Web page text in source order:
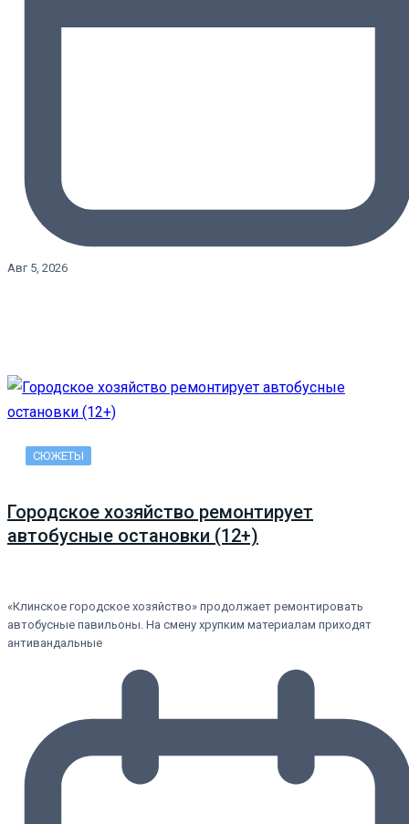
Авг 5, 2026
СЮЖЕТЫ
Городское хозяйство ремонтирует
автобусные остановки (12+)
«Клинское городское хозяйство» продолжает ремонтировать
автобусные павильоны. На смену хрупким материалам приходят
антивандальные